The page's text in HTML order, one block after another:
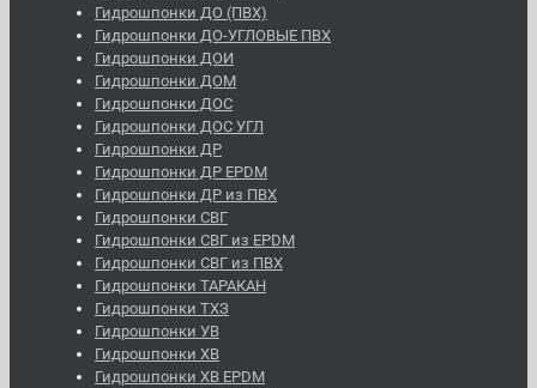
Гидрошпонки ДО (ПВХ)
Гидрошпонки ДО-УГЛОВЫЕ ПВХ
Гидрошпонки ДОИ
Гидрошпонки ДОМ
Гидрошпонки ДОС
Гидрошпонки ДОС УГЛ
Гидрошпонки ДР
Гидрошпонки ДР EPDM
Гидрошпонки ДР из ПВХ
Гидрошпонки СВГ
Гидрошпонки СВГ из EPDM
Гидрошпонки СВГ из ПВХ
Гидрошпонки ТАРАКАН
Гидрошпонки ТХЗ
Гидрошпонки УВ
Гидрошпонки ХВ
Гидрошпонки ХВ EPDM